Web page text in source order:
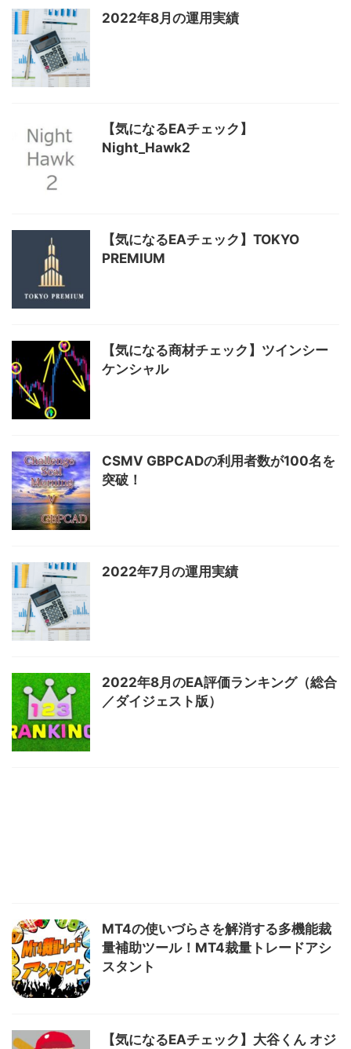
2022年8月の運用実績
【気になるEAチェック】
Night_Hawk2
【気になるEAチェック】TOKYO
PREMIUM
【気になる商材チェック】ツインシー
ケンシャル
CSMV GBPCADの利用者数が100名を
突破！
2022年7月の運用実績
2022年8月のEA評価ランキング（総合
／ダイジェスト版）
MT4の使いづらさを解消する多機能裁
量補助ツール！MT4裁量トレードアシ
スタント
【気になるEAチェック】大谷くん オジ